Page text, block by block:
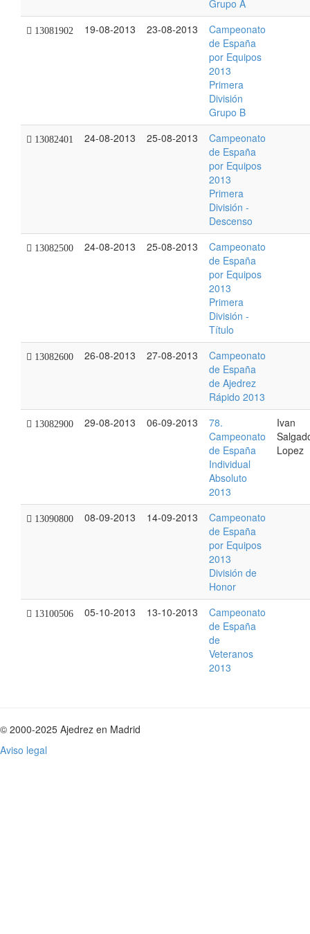
Grupo A
13081902 19-08-2013 23-08-2013
Campeonato
de España
por Equipos
2013
Primera
División
Grupo B
13082401 24-08-2013 25-08-2013
Campeonato
de España
por Equipos
2013
Primera
División -
Descenso
13082500 24-08-2013 25-08-2013
Campeonato
de España
por Equipos
2013
Primera
División -
Título
13082600 26-08-2013 27-08-2013
Campeonato
de España
de Ajedrez
Rápido 2013
13082900 29-08-2013 06-09-2013
78.
Campeonato
de España
Individual
Absoluto
2013
Ivan
Lopez
13090800 08-09-2013 14-09-2013
Campeonato
de España
por Equipos
2013
División de
Honor
13100506 05-10-2013 13-10-2013
Campeonato
de España
de
Veteranos
2013
© 2000-2025 Ajedrez en Madrid
Aviso legal